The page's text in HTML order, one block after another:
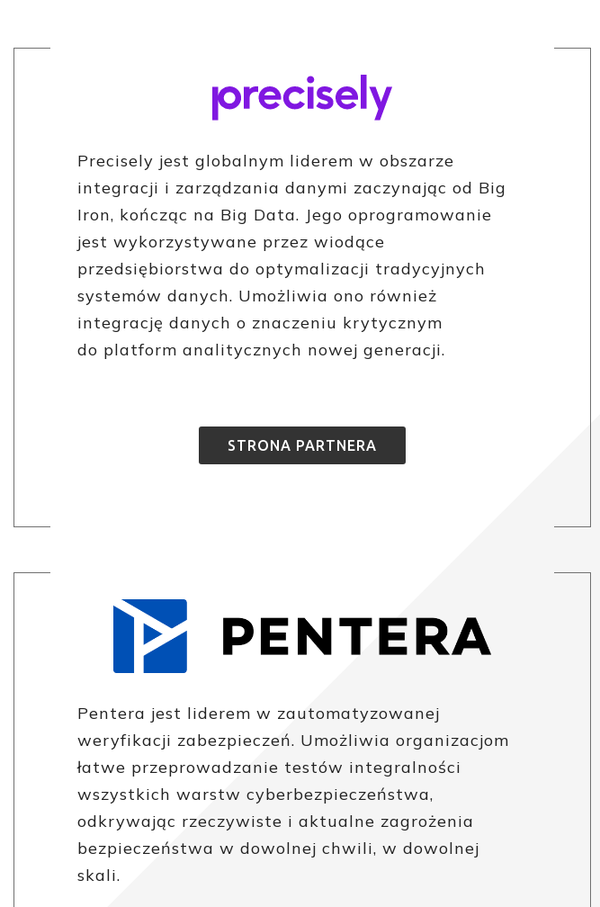
Precisely jest globalnym liderem w obszarze
integracji i zarządzania danymi zaczynając od Big
Iron, kończąc na Big Data. Jego oprogramowanie
jest wykorzystywane przez wiodące
przedsiębiorstwa do optymalizacji tradycyjnych
systemów danych. Umożliwia ono również
integrację danych o znaczeniu krytycznym
do platform analitycznych nowej generacji.
STRONA PARTNERA
Pentera jest liderem w zautomatyzowanej
weryfikacji zabezpieczeń. Umożliwia organizacjom
łatwe przeprowadzanie testów integralności
wszystkich warstw cyberbezpieczeństwa,
odkrywając rzeczywiste i aktualne zagrożenia
bezpieczeństwa w dowolnej chwili, w dowolnej
skali.